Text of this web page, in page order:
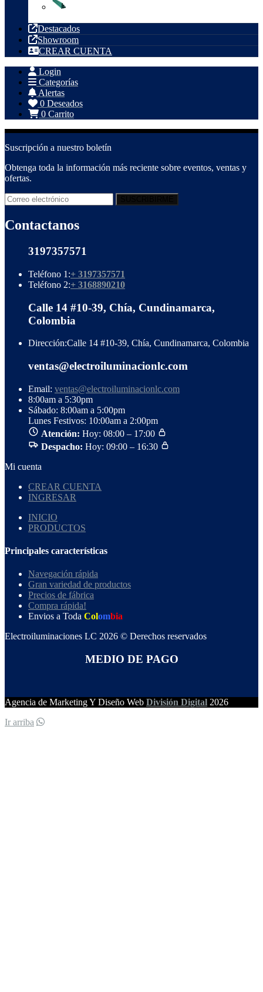
Destacados
Showroom
CREAR CUENTA
Login
Categorías
Alertas
0 Deseados
0 Carrito
Suscripción a nuestro boletín
Obtenga toda la información más reciente sobre eventos, ventas y
ofertas.
Contactanos
3197357571
Teléfono 1:+ 3197357571
Teléfono 2:+ 3168890210
Calle 14 #10-39, Chía, Cundinamarca,
Colombia
Dirección:Calle 14 #10-39, Chía, Cundinamarca, Colombia
ventas@electroiluminacionlc.com
Email: ventas@electroiluminacionlc.com
8:00am a 5:30pm
Sábado: 8:00am a 5:00pm
Lunes Festivos: 10:00am a 2:00pm
Atención: Hoy: 08:00 – 17:00
Despacho: Hoy: 09:00 – 16:30
Mi cuenta
CREAR CUENTA
INGRESAR
INICIO
PRODUCTOS
Principales características
Navegación rápida
Gran variedad de productos
Precios de fábrica
Compra rápida!
Envios a Toda Colombia
Electroiluminaciones LC 2026 © Derechos reservados
MEDIO DE PAGO
Agencia de Marketing Y Diseño Web División Digital 2026
Ir arriba